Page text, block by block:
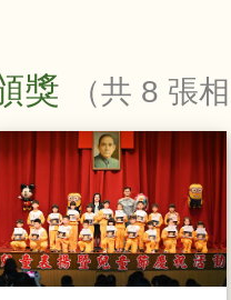
獎 （共 8 張相
模範生頒獎